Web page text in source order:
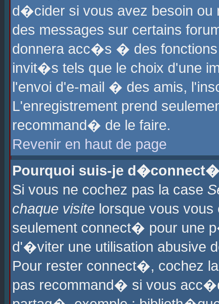
d�cider si vous avez besoin ou
des messages sur certains
donnera acc�s � des fonctions
invit�s tels que le choix d'une
l'envoi d'e-mail � des amis,
L'enregistrement prend
recommand� de le faire.
Revenir en haut de page
Pourquoi suis-je
Si vous ne cochez pas la case
chaque visite lorsque vous
seulement connect� pour une
d'�viter une utilisation abusive
Pour rester connect�, cochez
pas recommand� si vous